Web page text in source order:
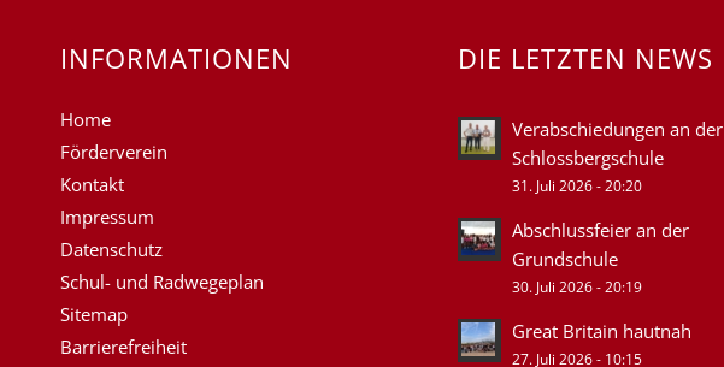
INFORMATIONEN
Home
Förderverein
Kontakt
Impressum
Datenschutz
Schul- und Radwegeplan
Sitemap
Barrierefreiheit
DIE LETZTEN NEWS
Verabschiedungen an der
Schlossbergschule
31. Juli 2026 - 20:20
Abschlussfeier an der
Grundschule
30. Juli 2026 - 20:19
Great Britain hautnah
27. Juli 2026 - 10:15